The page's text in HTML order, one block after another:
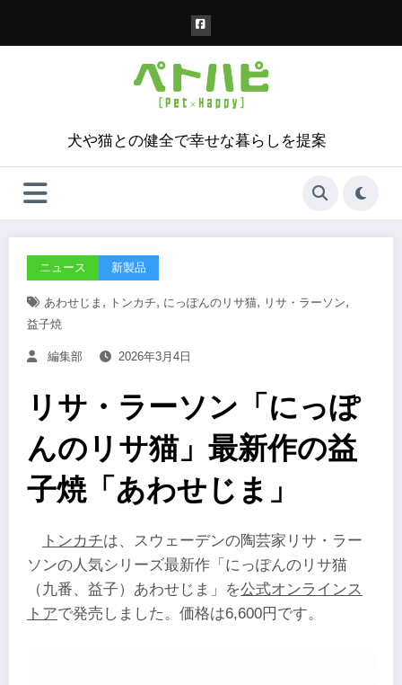
犬や猫との健全で幸せな暮らしを提案
ニュース 新製品
あわせじま , トンカチ, にっぽんのリサ猫, リサ・ラーソン,
益子焼
編集部 2026年3月4日
リサ・ラーソン「にっぽ
んのリサ猫」最新作の益
子焼「あわせじま」
トンカチは、スウェーデンの陶芸家リサ・ラー
ソンの人気シリーズ最新作「にっぽんのリサ猫
（九番、益子）あわせじま」を公式オンラインス
トアで発売しました。価格は6,600円です。